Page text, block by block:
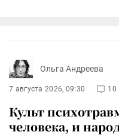
Ольга Андреева
7 августа 2026, 09:30 10
Культ
человека, и